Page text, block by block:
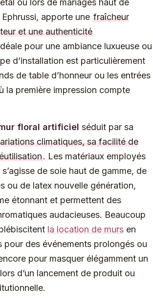
ou lors de mariages haut de
apporte une fraîcheur
et une authenticité
pour une ambiance luxueuse ou
d’installation est particulièrement
de table d’honneur ou les entrées
la première impression compte
floral artificiel séduit par sa
climatiques, sa facilité de
. Les matériaux employés
s’agisse de soie haut de gamme, de
ou de latex nouvelle génération,
étonnant et permettent des
audacieuses. Beaucoup
la location de murs en
pour des événements prolongés ou
pour masquer élégamment un
d’un lancement de produit ou